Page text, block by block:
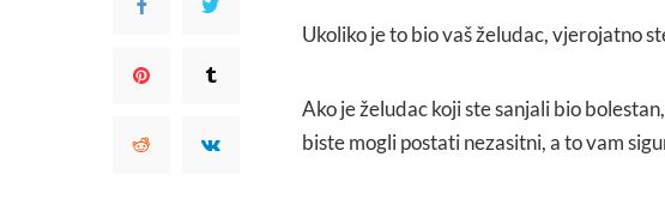
Ukoliko je to bio vaš želudac, vjerojatno
Ako je želudac koji ste sanjali bio
biste mogli postati nezasitni, a to vam